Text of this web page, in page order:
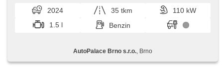
Seitenscheiben, El. Vorderscheiben, El. Klappspiegel, El.
Anlasser, El. Deckel des Kofferraums, El. Spiegel,
elektronická ruční brzda, hands free, Wegfahrsperre, isofix,
Klimaanlage, Alufelgen, malý kožený paket,
senzory zadní, Längssitzvorschub, Antrieb 4x2,
Servolenkung, Antriebsschlupfregelung (ASR), přední
2024 35 tkm
110 kW
1.5 l
Benzin
AutoPalace Brno s.r.o. , Brno